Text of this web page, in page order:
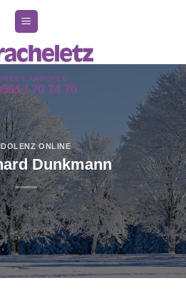
ANRUFEN
/ 70 74 70
ONLINE
Dunkmann